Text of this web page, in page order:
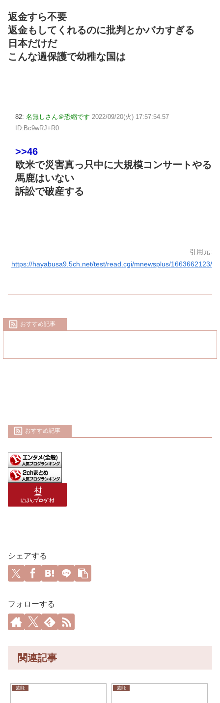
返金すら不要
返金もしてくれるのに批判とかバカすぎる
日本だけだ
こんな過保護で幼稚な国は
82: 名無しさん＠恐縮です 2022/09/20(火) 17:57:54.57
ID:Bc9wRJ+R0
>>46
欧米で災害真っ只中に大規模コンサートやる
馬鹿はいない
訴訟で破産する
引用元:
https://hayabusa9.5ch.net/test/read.cgi/mnewsplus/1663662123/
おすすめ記事
おすすめ記事
シェアする
フォローする
関連記事
芸能 芸能